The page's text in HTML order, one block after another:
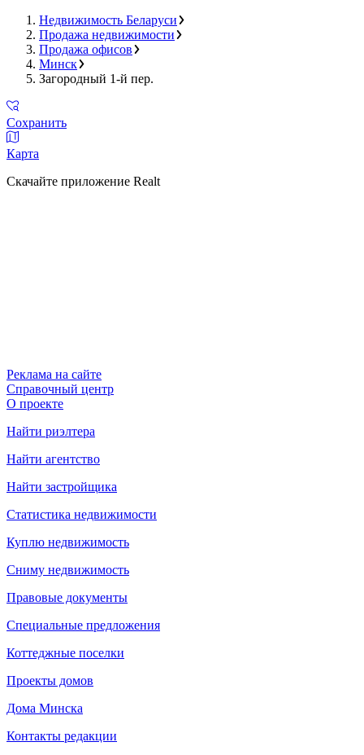
Недвижимость Беларуси
Продажа недвижимости
Продажа офисов
Минск
Загородный 1-й пер.
Сохранить
Карта
Скачайте приложение Realt
Реклама на сайте
Справочный центр
О проекте
Найти риэлтера
Найти агентство
Найти застройщика
Статистика недвижимости
Куплю недвижимость
Сниму недвижимость
Правовые документы
Специальные предложения
Коттеджные поселки
Проекты домов
Дома Минска
Контакты редакции